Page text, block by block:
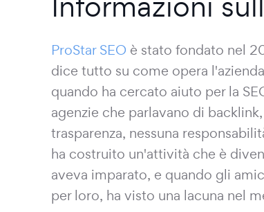
ProStar SEO è stato fondato nel
dice tutto su come opera
quando ha cercato aiuto per la
agenzie che parlavano di
trasparenza, nessuna
ha costruito un'attività che è
aveva imparato, e quando gli
per loro, ha visto una lacuna nel